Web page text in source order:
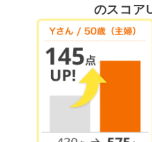
のスコア